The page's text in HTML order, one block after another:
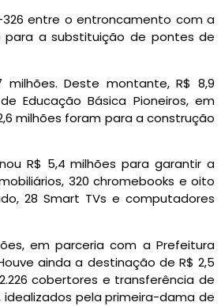
326 entre o entroncamento com a
para a substituição de pontes de
Deste montante, R$ 8,9
Educação Básica Pioneiros, em
milhões foram para a construção
R$ 5,4 milhões para garantir a
320 chromebooks e oito
28 Smart TVs e computadores
em parceria com a Prefeitura
ainda a destinação de R$ 2,5
cobertores e transferência de
idealizados pela primeira-dama de